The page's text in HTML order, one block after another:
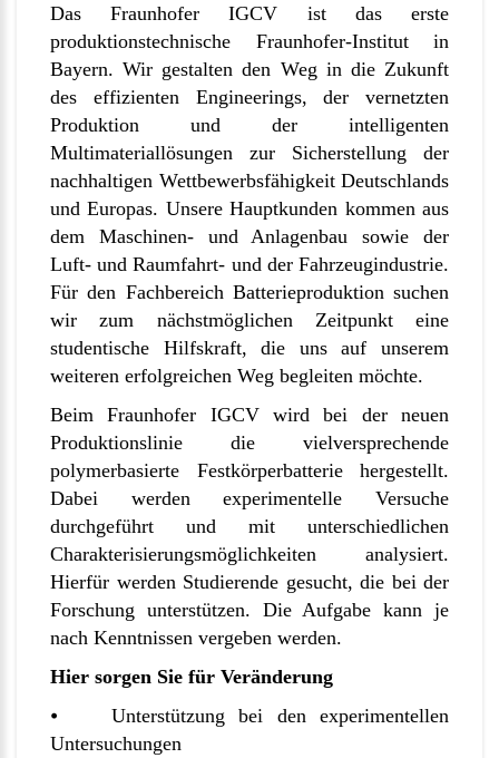
Das Fraunhofer IGCV ist das erste
produktionstechnische Fraunhofer-Institut in
Bayern. Wir gestalten den Weg in die Zukunft
des effizienten Engineerings, der vernetzten
Produktion und der intelligenten
Multimateriallösungen zur Sicherstellung der
nachhaltigen Wettbewerbsfähigkeit Deutschlands
und Europas. Unsere Hauptkunden kommen aus
dem Maschinen- und Anlagenbau sowie der
Luft- und Raumfahrt- und der Fahrzeugindustrie.
Für den Fachbereich Batterieproduktion suchen
wir zum nächstmöglichen Zeitpunkt eine
studentische Hilfskraft, die uns auf unserem
weiteren erfolgreichen Weg begleiten möchte.
Beim Fraunhofer IGCV wird bei der neuen
Produktionslinie die vielversprechende
polymerbasierte Festkörperbatterie hergestellt.
Dabei werden experimentelle Versuche
durchgeführt und mit unterschiedlichen
Charakterisierungsmöglichkeiten analysiert.
Hierfür werden Studierende gesucht, die bei der
Forschung unterstützen. Die Aufgabe kann je
nach Kenntnissen vergeben werden.
Hier sorgen Sie für Veränderung
⦁ Unterstützung bei den experimentellen
Untersuchungen